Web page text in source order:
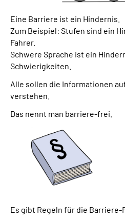
Eine Barriere ist ein Hindernis.
Zum Beispiel: Stufen sind ein
Fahrer.
Schwere Sprache ist ein
Schwierigkeiten.
Alle sollen die Informationen
verstehen.
Das nennt man barriere-frei.
Es gibt Regeln für die Barriere-